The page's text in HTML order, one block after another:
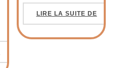
LIRE LA SUITE DE